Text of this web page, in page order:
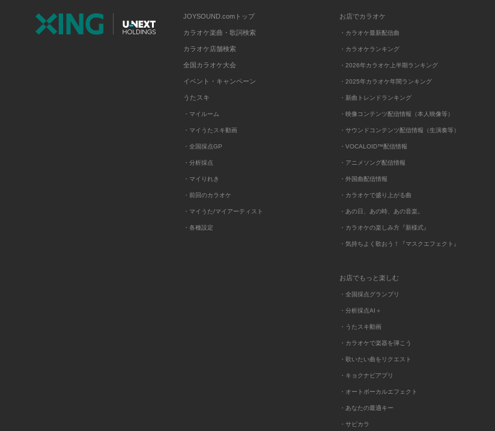
JOYSOUND.comトップ
カラオケ楽曲・歌詞検索
カラオケ店舗検索
全国カラオケ大会
イベント・キャンペーン
うたスキ
・マイルーム
・マイうたスキ動画
・全国採点GP
・分析採点
・マイりれき
・前回のカラオケ
・マイうた/マイアーティスト
・各種設定
お店でカラオケ
・カラオケ最新配信曲
・カラオケランキング
・2026年カラオケ上半期ランキング
・2025年カラオケ年間ランキング
・新曲トレンドランキング
・映像コンテンツ配信情報（本人映像等）
・サウンドコンテンツ配信情報（生演奏等）
・VOCALOID™配信情報
・アニメソング配信情報
・外国曲配信情報
・カラオケで盛り上がる曲
・あの日、あの時、あの音楽。
・カラオケの楽しみ方『新様式』
・気持ちよく歌おう！『マスクエフェクト』
お店でもっと楽しむ
・全国採点グランプリ
・分析採点AI＋
・うたスキ動画
・カラオケで楽器を弾こう
・歌いたい曲をリクエスト
・キョクナビアプリ
・オートボーカルエフェクト
・あなたの最適キー
・サビカラ